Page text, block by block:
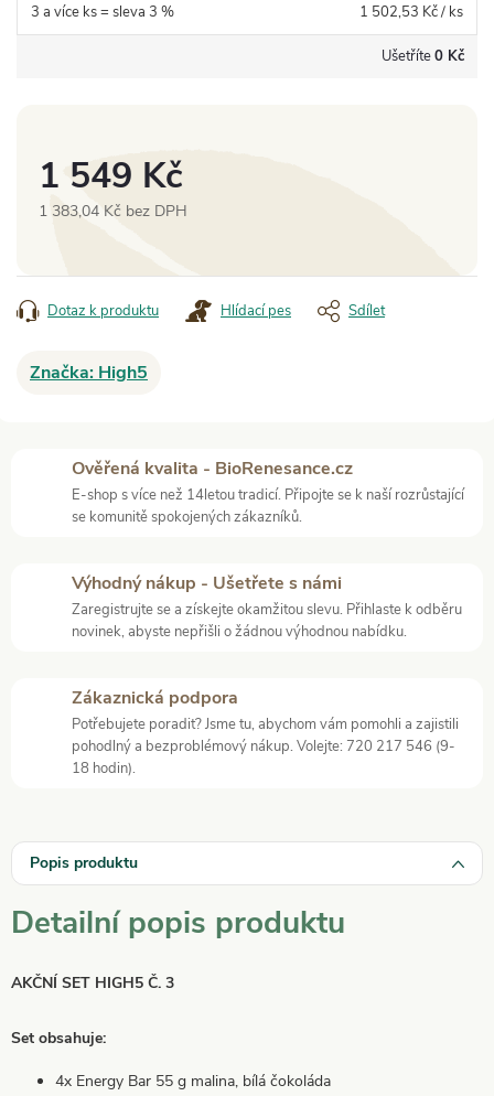
3 a více ks = sleva 3 % 1 502,53 Kč/ ks
Ušetříte0 Kč
1 549 Kč
1 383,04 Kč bez DPH
Dotaz k produktu Hlídací pes Sdílet
Značka: High5
Ověřená kvalita - BioRenesance.cz
E-shop s více než 14letou tradicí. Připojte se k naší rozrůstající
se komunitě spokojených zákazníků.
Výhodný nákup - Ušetřete s námi
Zaregistrujte se a získejte okamžitou slevu. Přihlaste k odběru
novinek, abyste nepřišli o žádnou výhodnou nabídku.
Zákaznická podpora
Potřebujete poradit? Jsme tu, abychom vám pomohli a zajistili
pohodlný a bezproblémový nákup. Volejte: 720 217 546 (9-
18 hodin).
Popis produktu
Detailní popis produktu
AKČNÍ SET HIGH5 Č. 3
Set obsahuje:
4x Energy Bar 55 g malina, bílá čokoláda